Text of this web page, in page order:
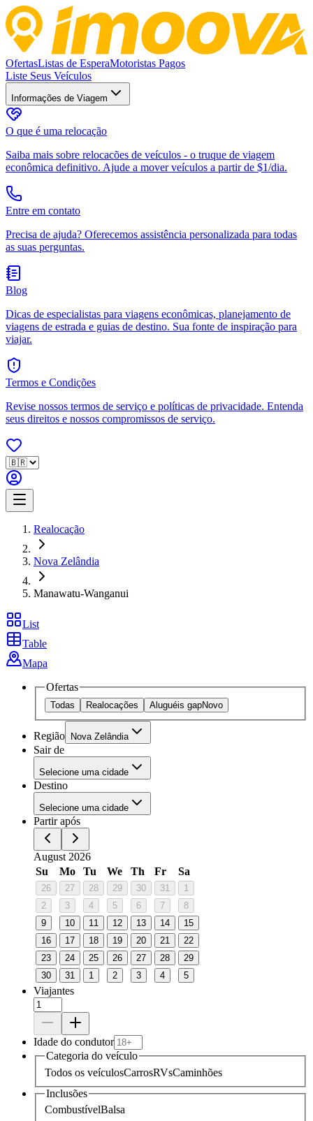
OfertasListas de EsperaMotoristas Pagos
Liste Seus Veículos
Informações de Viagem
O que é uma relocação
Saiba mais sobre relocacões de veículos - o truque de viagem
econômica definitivo. Ajude a mover veículos a partir de $1/dia.
Entre em contato
Precisa de ajuda? Oferecemos assistência personalizada para todas
as suas perguntas.
Blog
Dicas de especialistas para viagens econômicas, planejamento de
viagens de estrada e guias de destino. Sua fonte de inspiração para
viajar.
Termos e Condições
Revise nossos termos de serviço e políticas de privacidade. Entenda
seus direitos e nossos compromissos de serviço.
Realocação
Nova Zelândia
Manawatu-Wanganui
List
Table
Mapa
Ofertas
Todas Realocações Aluguéis gapNovo
Região Nova Zelândia
Sair de
Selecione uma cidade
Destino
Selecione uma cidade
Partir após
August 2026
Su
Mo Tu We Th Fr Sa
26 27 28 29 30 31
1
2
3 4 5 6 7
8
9
10 11 12 13 14
15
16
17 18 19 20 21
22
23
24 25 26 27 28
29
30
31 1 2 3 4 5
Viajantes
Idade do condutor
Categoria do veículo
Todos os veículosCarrosRVsCaminhões
Inclusões
CombustívelBalsa